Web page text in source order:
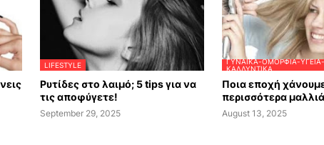
LIFESTYLE
Ρυτίδες στο λαιμό; 5 tips για να
τις αποφύγετε!
September 29, 2025
ΓΥΝΑΊΚΑ-ΟΜΟΡΦΙΆ-
ΚΑΛΛΥΝΤΙΚΆ
Ποια εποχή
περισσότερα
August 13, 2025